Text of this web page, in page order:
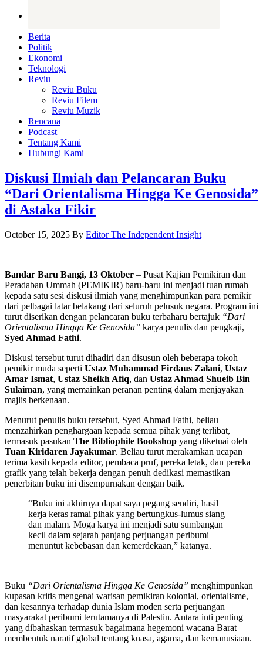
Berita
Politik
Ekonomi
Teknologi
Reviu
Reviu Buku
Reviu Filem
Reviu Muzik
Rencana
Podcast
Tentang Kami
Hubungi Kami
Diskusi Ilmiah dan Pelancaran Buku
“Dari Orientalisma Hingga Ke Genosida”
di Astaka Fikir
October 15, 2025 By Editor The Independent Insight
Bandar Baru Bangi, 13 Oktober – Pusat Kajian Pemikiran dan
Peradaban Ummah (PEMIKIR) baru-baru ini menjadi tuan rumah
kepada satu sesi diskusi ilmiah yang menghimpunkan para pemikir
dari pelbagai latar belakang dari seluruh pelusuk negara. Program ini
turut diserikan dengan pelancaran buku terbaharu bertajuk “Dari
Orientalisma Hingga Ke Genosida” karya penulis dan pengkaji,
Syed Ahmad Fathi.
Diskusi tersebut turut dihadiri dan disusun oleh beberapa tokoh
pemikir muda seperti Ustaz Muhammad Firdaus Zalani, Ustaz
Amar Ismat, Ustaz Sheikh Afiq, dan Ustaz Ahmad Shueib Bin
Sulaiman, yang memainkan peranan penting dalam menjayakan
majlis berkenaan.
Menurut penulis buku tersebut, Syed Ahmad Fathi, beliau
menzahirkan penghargaan kepada semua pihak yang terlibat,
termasuk pasukan The Bibliophile Bookshop yang diketuai oleh
Tuan Kiridaren Jayakumar. Beliau turut merakamkan ucapan
terima kasih kepada editor, pembaca pruf, pereka letak, dan pereka
grafik yang telah bekerja dengan penuh dedikasi memastikan
penerbitan buku ini disempurnakan dengan baik.
“Buku ini akhirnya dapat saya pegang sendiri, hasil
kerja keras ramai pihak yang bertungkus-lumus siang
dan malam. Moga karya ini menjadi satu sumbangan
kecil dalam sejarah panjang perjuangan peribumi
menuntut kebebasan dan kemerdekaan,” katanya.
Buku “Dari Orientalisma Hingga Ke Genosida” menghimpunkan
kupasan kritis mengenai warisan pemikiran kolonial, orientalisme,
dan kesannya terhadap dunia Islam moden serta perjuangan
masyarakat peribumi terutamanya di Palestin. Antara inti penting
yang dibahaskan termasuk bagaimana hegemoni wacana Barat
membentuk naratif global tentang kuasa, agama, dan kemanusiaan.